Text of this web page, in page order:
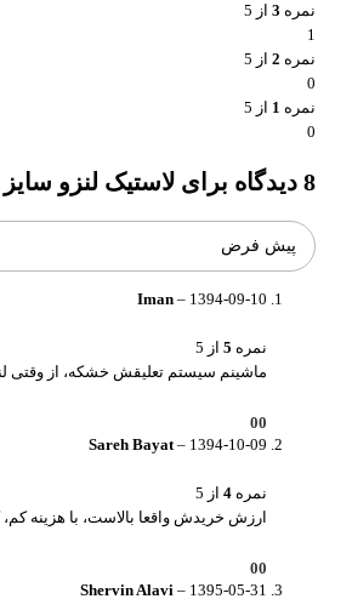
نمره 3 از 5
1
نمره 2 از 5
0
نمره 1 از 5
0
8 دیدگاه برای لاستیک لنزو سایز 265/70R16 مدل RT07
Iman – 1394-09-10
نمره 5 از 5
ماشینم سیستم تعلیقش خشکه، از وقتی
0
0
Sareh Bayat– 1394-10-09
نمره 4 از 5
ارزش خریدش واقعا بالاست، با هزینه
0
0
Shervin Alavi – 1395-05-31